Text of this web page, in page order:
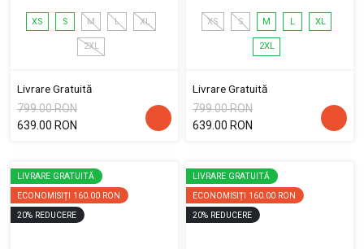
XS S M L XL
2XL
Livrare Gratuită
799.00 RON
639.00 RON
XS S M L XL
2XL
Livrare Gratuită
799.00 RON
639.00 RON
LIVRARE GRATUITĂ
ECONOMISIȚI 160.00 RON
20% REDUCERE
LIVRARE GRATUITĂ
ECONOMISIȚI 160.00 RON
20% REDUCERE